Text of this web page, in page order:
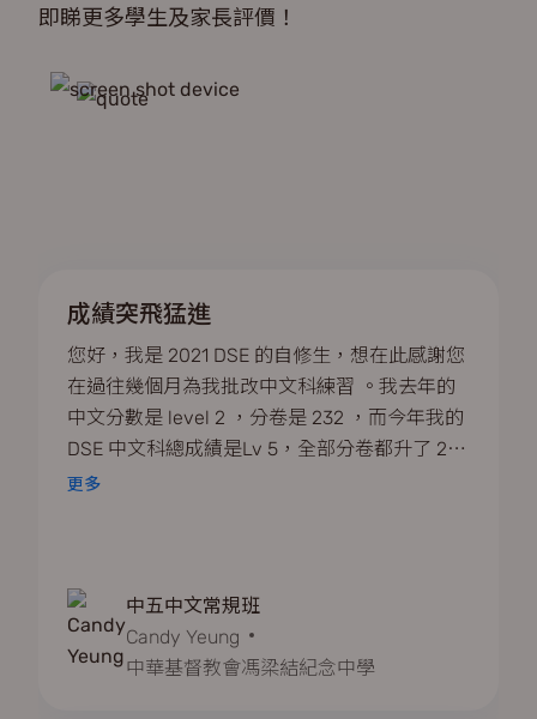
即睇更多學生及家長評價！
成績突飛猛進
您好，我是 2021 DSE 的自修生，想在此感謝您
在過往幾個月為我批改中文科練習 。我去年的
中文分數是 level 2 ，分卷是 232 ，而今年我的
DSE 中文科總成績是Lv 5，全部分卷都升了 2
個 grade 以上，作文更是取得 5* ，實在有賴你
更多
中五中文常規班
Candy Yeung
中華基督教會馮梁結紀念中學